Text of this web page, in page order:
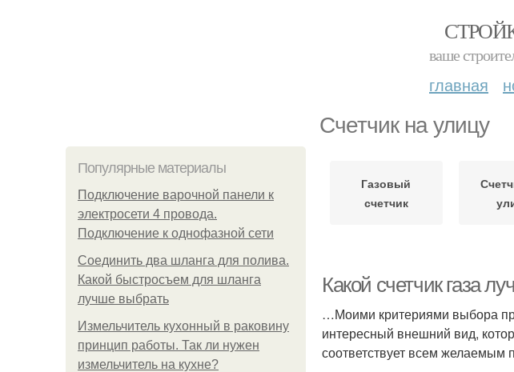
ваше
главная
Счетчик на улицу
Популярные материалы
Подключение варочной панели к
электросети 4 провода.
Подключение к однофазной сети
Соединить два шланга для полива.
Какой быстросъем для шланга
лучше выбрать
Измельчитель кухонный в раковину
принцип работы. Так ли нужен
измельчитель на кухне?
Газовый
счетчик
Какой счетчик газа
…Моими критериями выбора
интересный внешний вид,
соответствует всем